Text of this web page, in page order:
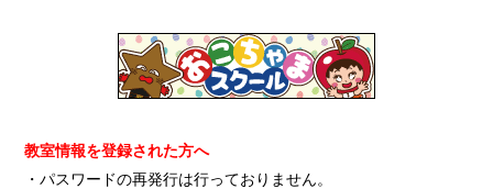
教室情報を登録された方へ
・パスワードの再発行は行っておりません。